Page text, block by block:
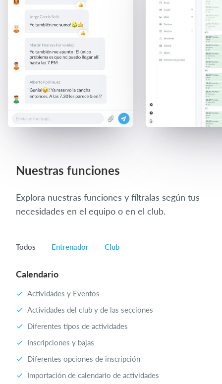
Nuestras funciones
Explora nuestras funciones y fíltralas según tus
necesidades en el equipo o en el club.
Todos Entrenador Club
Calendario
Actividades y Eventos
Actividades del club y de las secciones
Diferentes tipos de actividades
Inscripciones y bajas
Diferentes opciones de inscripción
Importación de calendario de actividades